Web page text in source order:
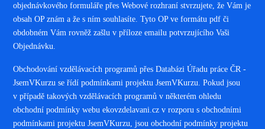
objednávkového formuláře přes Webové rozhraní stvrzujete, že Vám je
obsah OP znám a že s ním souhlasíte. Tyto OP ve formátu pdf či
obdobném Vám rovněž zašlu v příloze emailu potvrzujícího Vaši
Objednávku.
Obchodování vzdělávacích programů přes Databázi Úřadu práce ČR -
JsemVKurzu se řídí podmínkami projektu JsemVKurzu. Pokud jsou
v případě takových vzdělávacích programů v některém ohledu
obchodní podmínky webu ekovzdelavani.cz v rozporu s obchodními
podmínkami projektu JsemVKurzu, jsou obchodní podmínky projektu